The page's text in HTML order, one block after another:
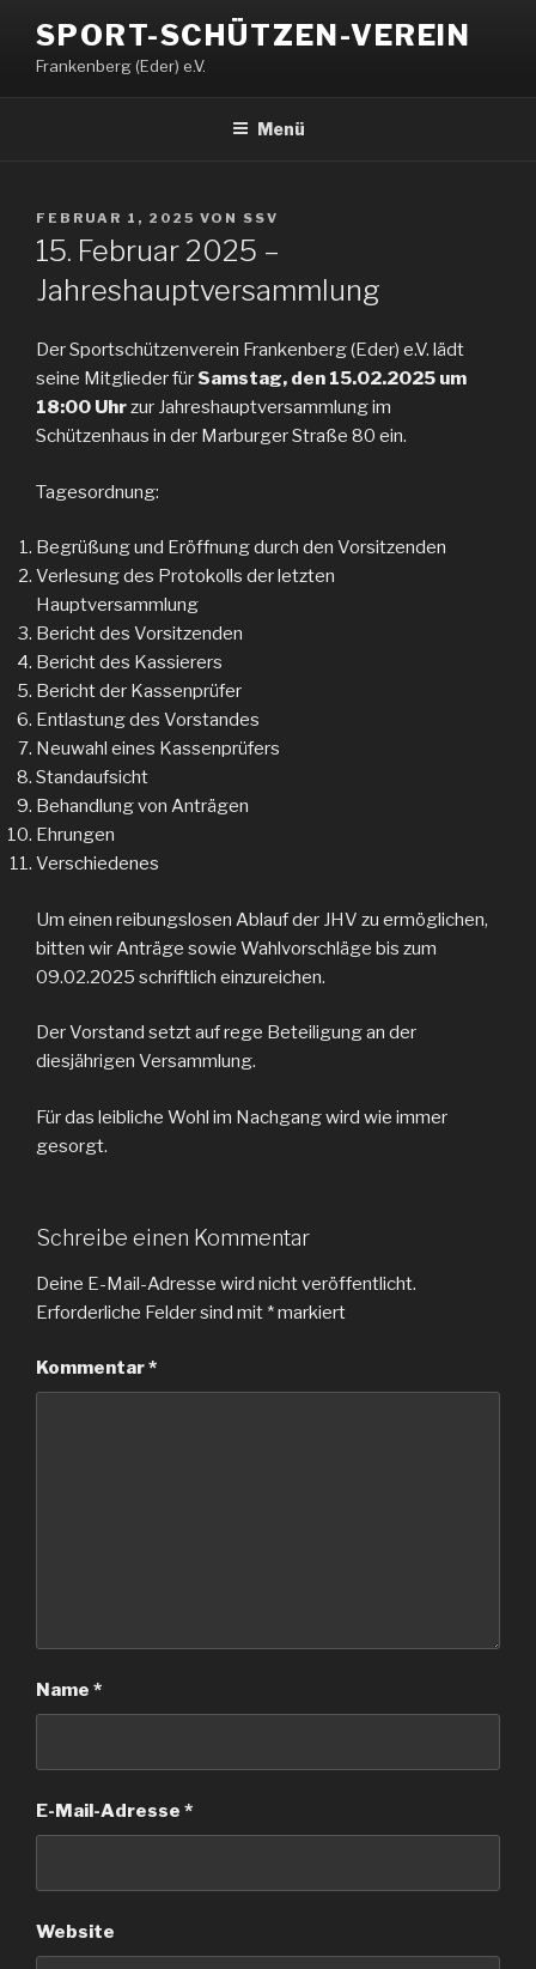
Inhalt
springen
SPORT-SCHÜTZEN-VEREIN
Frankenberg (Eder) e.V.
Menü
VERÖFFENTLICHT
AM
FEBRUAR 1, 2025 VON SSV
15. Februar 2025 –
Jahreshauptversammlung
Der Sportschützenverein Frankenberg (Eder) e.V. lädt
seine Mitglieder für Samstag, den 15.02.2025 um
18:00 Uhrzur Jahreshauptversammlung im
Schützenhaus in der Marburger Straße 80 ein.
Tagesordnung:
Begrüßung und Eröffnung durch den Vorsitzenden
Verlesung des Protokolls der letzten
Hauptversammlung
Bericht des Vorsitzenden
Bericht des Kassierers
Bericht der Kassenprüfer
Entlastung des Vorstandes
Neuwahl eines Kassenprüfers
Standaufsicht
Behandlung von Anträgen
Ehrungen
Verschiedenes
Um einen reibungslosen Ablauf der JHV zu ermöglichen,
bitten wir Anträge sowie Wahlvorschläge bis zum
09.02.2025 schriftlich einzureichen.
Der Vorstand setzt auf rege Beteiligung an der
diesjährigen Versammlung.
Für das leibliche Wohl im Nachgang wird wie immer
gesorgt.
Schreibe einen Kommentar
Deine E-Mail-Adresse wird nicht veröffentlicht.
Erforderliche Felder sind mit *markiert
Kommentar*
Name *
E-Mail-Adresse *
Website